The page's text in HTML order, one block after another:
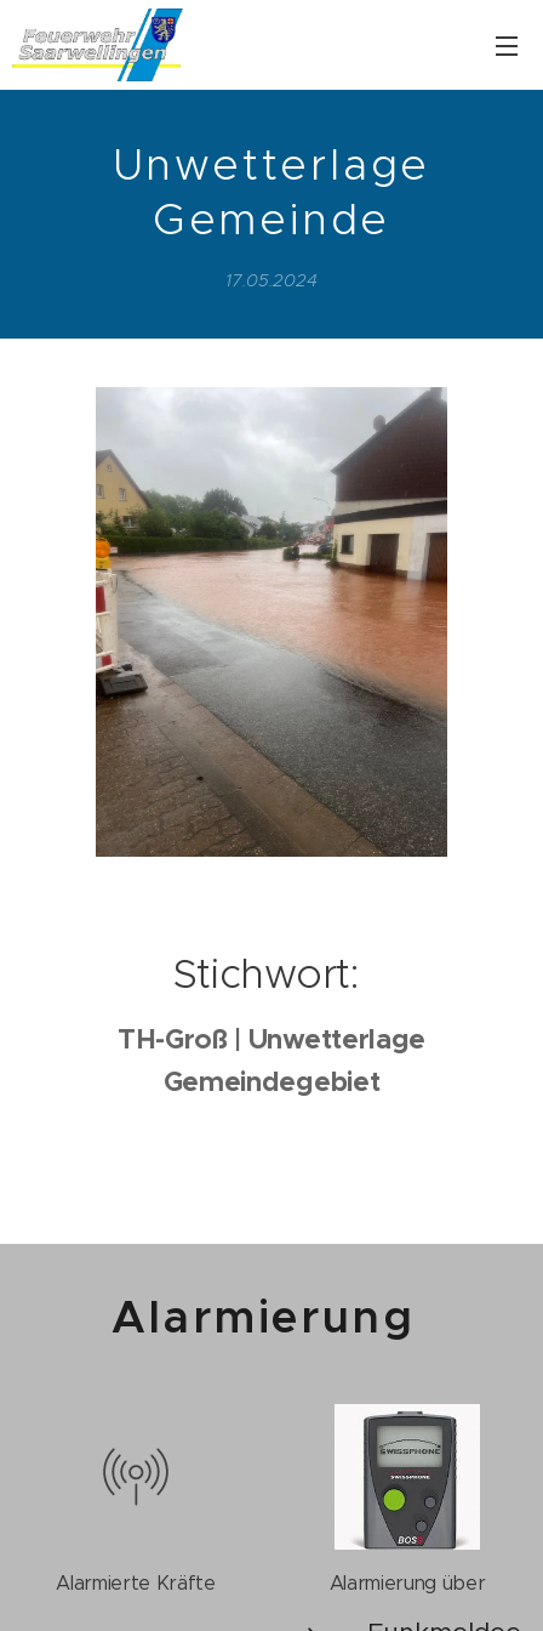
Unwetterlage
Gemeinde
17.05.2024
Stichwort:
TH-Groß | Unwetterlage
Gemeindegebiet
Alarmierung
Alarmierte Kräfte Alarmierung über